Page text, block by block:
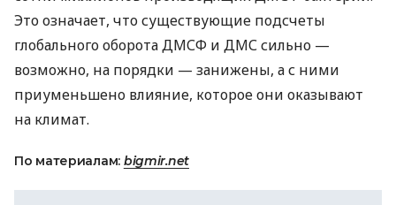
Это означает, что существующие подсчеты
глобального оборотаДМСФ и ДМСсильно —
возможно, на порядки — занижены, а с ними
приуменьшено влияние, которое они оказывают
на климат.
По материалам: bigmir.net